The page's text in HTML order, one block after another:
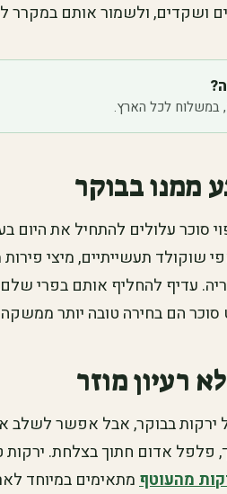
ושקדים, ולשמור אותם במקרר
במשלוח לכל הארץ.
ממנו בבוקר
סוכר עלולים להתחיל את היום
שוקולד תעשייתיים, מיצי
עדיף להחליף אותם בפרי שלם,
הם בחירה טובה יותר
רעיון מוזר
ירקות בבוקר, אבל אפשר לשלב
פלפל אדום חתוך בצלחת. ירקות
מהעוטףמתאימים במיוחד